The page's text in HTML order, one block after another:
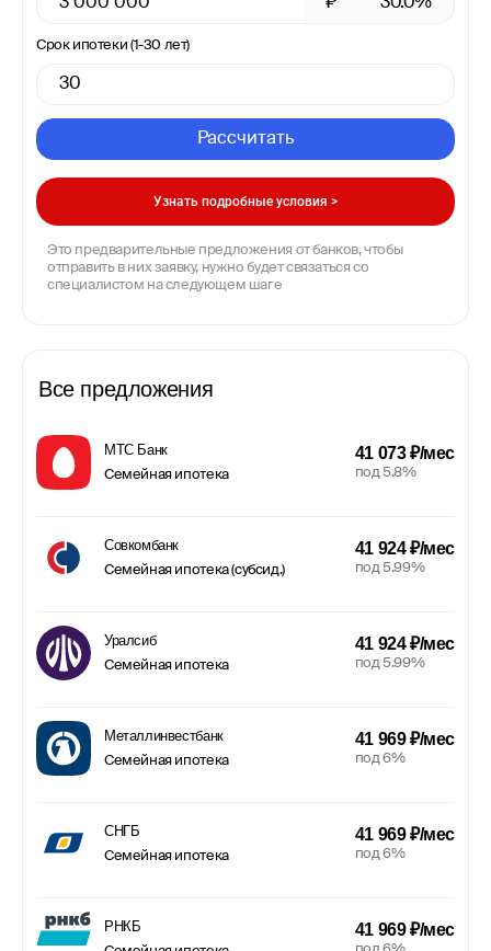
Срок ипотеки (1-30 лет)
Рассчитать
Узнать подробные условия >
Это предварительные предложения от банков, чтобы
отправить в них заявку, нужно будет связаться со
специалистом на следующем шаге
Все предложения
МТС Банк
Семейная ипотека
41 073 ₽/мес
под 5.8%
Совкомбанк
Семейная ипотека (субсид.)
41 924 ₽/мес
под 5.99%
Уралсиб
Семейная ипотека
41 924 ₽/мес
под 5.99%
Металлинвестбанк
Семейная ипотека
41 969 ₽/мес
под 6%
СНГБ
Семейная ипотека
41 969 ₽/мес
под 6%
РНКБ 41 969 ₽/мес